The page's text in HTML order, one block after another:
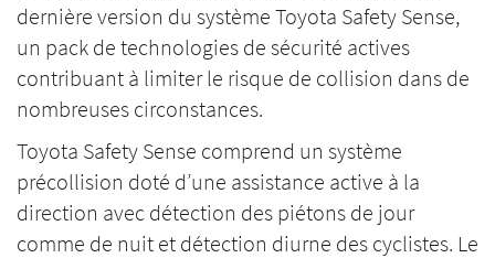
dernière version du système Toyota Safety Sense,
un pack de technologies de sécurité actives
contribuant à limiter le risque de collision dans de
nombreuses circonstances.
Toyota Safety Sense comprend un système
précollision doté d’une assistance active à la
direction avec détection des piétons de jour
comme de nuit et détection diurne des cyclistes. Le